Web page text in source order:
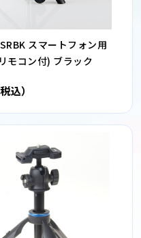
スマートフォン用
モコン付) ブラック
税込）